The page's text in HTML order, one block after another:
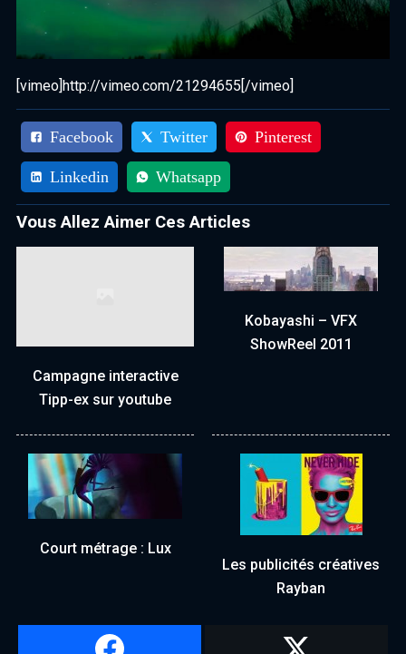
[vimeo]http://vimeo.com/21294655[/vimeo]
Facebook Twitter Pinterest
Linkedin Whatsapp
Vous Allez Aimer Ces Articles
Campagne interactive
Tipp-ex sur youtube
Kobayashi – VFX
ShowReel 2011
Court métrage : Lux
Les publicités créatives
Rayban